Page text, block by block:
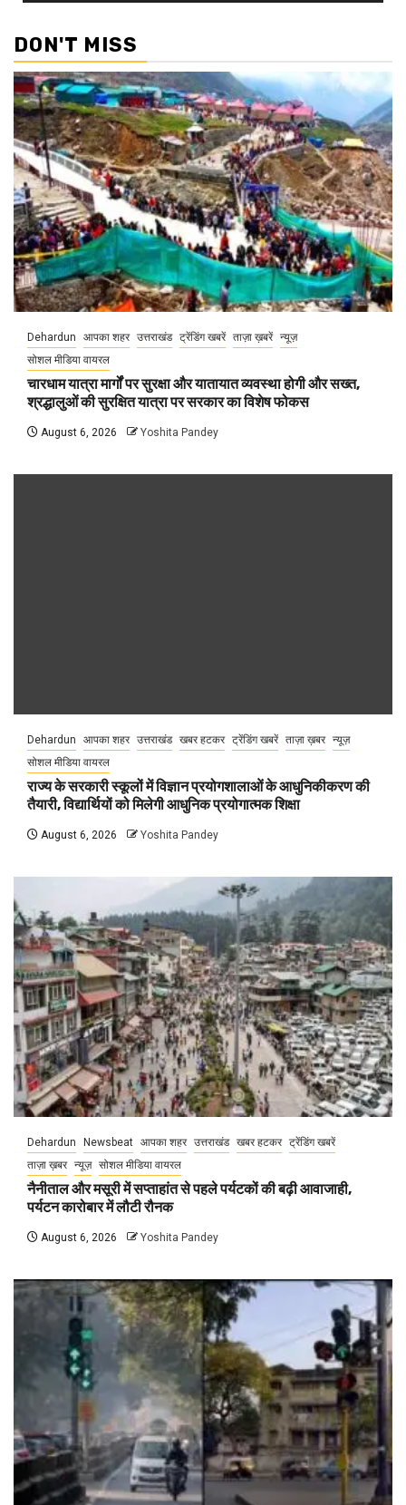
DON'T MISS
Dehardun आपका शहर उत्तराखंड ट्रेंडिंग खबरें ताज़ा ख़बरें न्यूज़
सोशल मीडिया वायरल
चारधाम यात्रा मार्गों पर सुरक्षा और यातायात व्यवस्था होगी और सख्त,
श्रद्धालुओं की सुरक्षित यात्रा पर सरकार का विशेष फोकस
August 6, 2026 Yoshita Pandey
Dehardun आपका शहर उत्तराखंड खबर हटकर ट्रेंडिंग खबरें ताज़ा ख़बर न्यूज़
सोशल मीडिया वायरल
राज्य के सरकारी स्कूलों में विज्ञान प्रयोगशालाओं के आधुनिकीकरण की
तैयारी, विद्यार्थियों को मिलेगी आधुनिक प्रयोगात्मक शिक्षा
August 6, 2026 Yoshita Pandey
Dehardun Newsbeat आपका शहर उत्तराखंड खबर हटकर ट्रेंडिंग खबरें
ताज़ा ख़बर न्यूज़ सोशल मीडिया वायरल
नैनीताल और मसूरी में सप्ताहांत से पहले पर्यटकों की बढ़ी आवाजाही,
पर्यटन कारोबार में लौटी रौनक
August 6, 2026 Yoshita Pandey